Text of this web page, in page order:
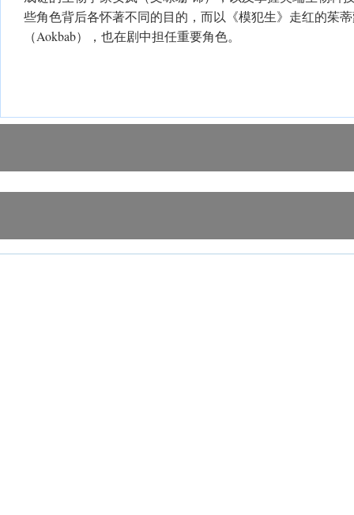
些角色背后各怀著不同的目的，而以《模犯生》走红的茱
（Aokbab），也在剧中担任重要角色。